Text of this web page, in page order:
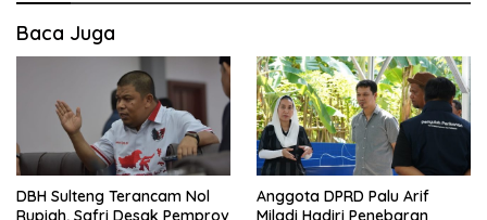
Baca Juga
DBH Sulteng Terancam Nol
Rupiah, Safri Desak Pemprov
Anggota DPRD Palu Arif
Miladi Hadiri Penebaran